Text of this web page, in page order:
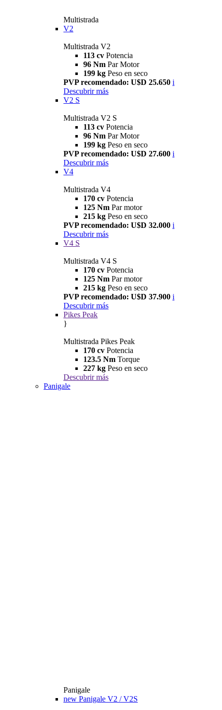
Multistrada
V2
Multistrada V2
113 cv Potencia
96 Nm Par Motor
199 kg Peso en seco
PVP recomendado: U$D 25.650 i
Descubrir más
V2 S
Multistrada V2 S
113 cv Potencia
96 Nm Par Motor
199 kg Peso en seco
PVP recomendado: U$D 27.600 i
Descubrir más
V4
Multistrada V4
170 cv Potencia
125 Nm Par motor
215 kg Peso en seco
PVP recomendado: U$D 32.000 i
Descubrir más
V4 S
Multistrada V4 S
170 cv Potencia
125 Nm Par motor
215 kg Peso en seco
PVP recomendado: U$D 37.900 i
Descubrir más
Pikes Peak
}
Multistrada Pikes Peak
170 cv Potencia
123.5 Nm Torque
227 kg Peso en seco
Descubrir más
Panigale
Panigale
new Panigale V2 / V2S